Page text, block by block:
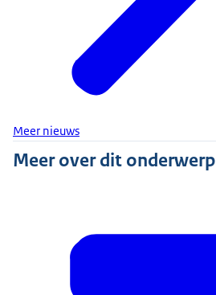
Meer nieuws
Meer over dit onderwerp